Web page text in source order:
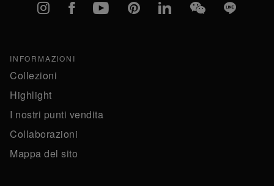
Instagram
FacebookYouTubePinterestlinkedInWeChatLine
INFORMAZIONI
Collezioni
Highlight
I nostri punti vendita
Collaborazioni
Mappa del sito